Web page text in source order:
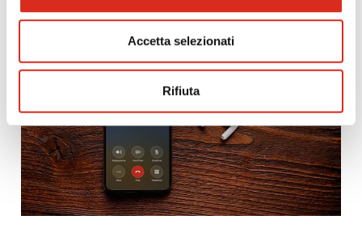
Accetta selezionati
Rifiuta